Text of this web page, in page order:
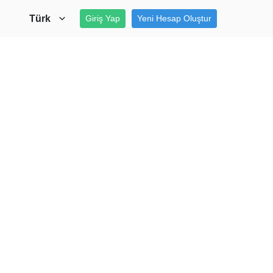
Türk Giriş Yap Yeni Hesap Oluştur